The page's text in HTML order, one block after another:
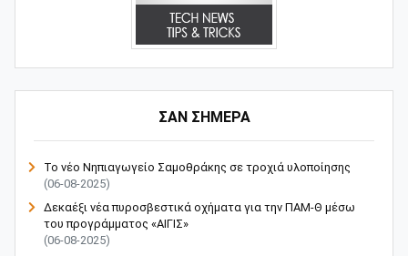
ΣΑΝ ΣΗΜΕΡΑ
Το νέο Νηπιαγωγείο Σαμοθράκης σε τροχιά υλοποίησης
(06-08-2025)
Δεκαέξι νέα πυροσβεστικά οχήματα για την ΠΑΜ-Θ μέσω
του προγράμματος «ΑΙΓΙΣ»
(06-08-2025)